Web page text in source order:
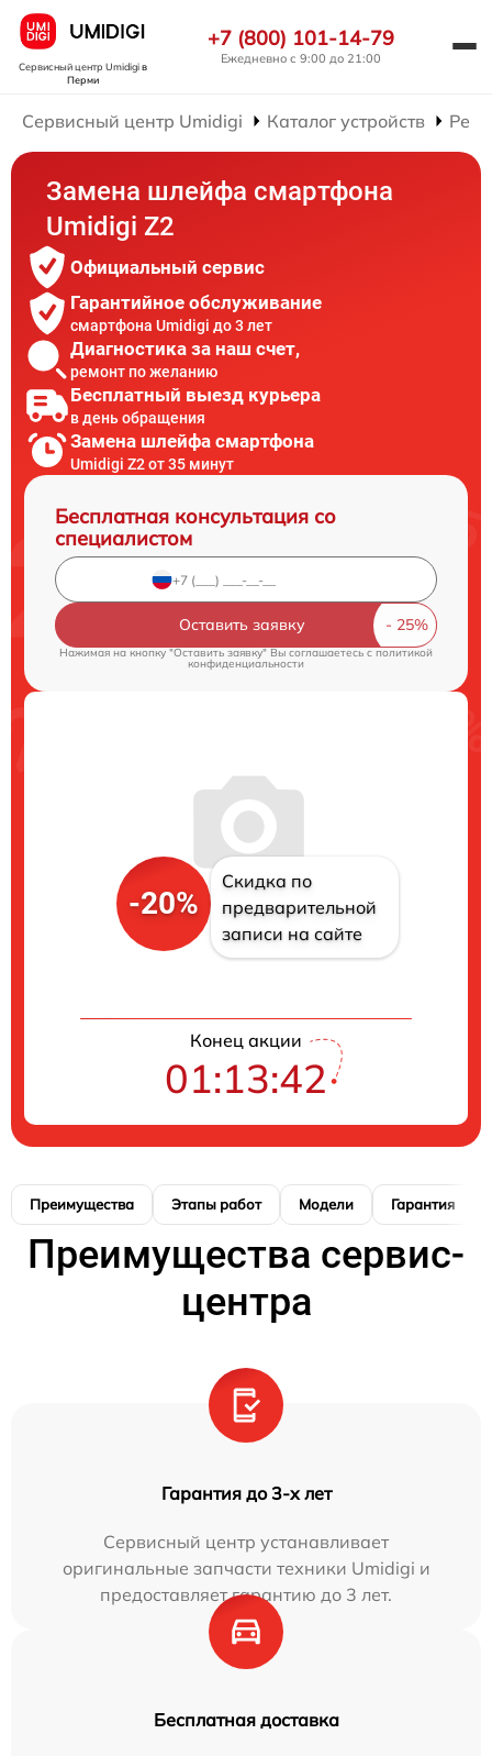
Сервисный центр Umidigiв
Перми
+7 (800) 101-14-79
Ежедневно с 9:00 до 21:00
Сервисный центр Umidigi Каталог устройств
Замена шлейфа смартфона
Umidigi Z2
Официальный сервис
Гарантийное обслуживание
смартфона Umidigi до 3 лет
Диагностика за наш счет,
ремонт по желанию
Бесплатный выезд курьера
в день обращения
Замена шлейфа смартфона
Umidigi Z2 от 35 минут
Бесплатная консультация со
специалистом
Оставить заявку
Нажимая на кнопку "Оставить заявку" Вы соглашаетесь c политикой
конфиденциальности
-20%
Скидка по
предварительной
записи на сайте
Конец акции
01:13:41
Преимущества Этапы работ Модели Гарантия
Преимущества сервис-
центра
Гарантия до 3-х лет
Сервисный центр устанавливает
оригинальные запчасти техники Umidigi и
предоставляет гарантию до 3 лет.
Бесплатная доставка